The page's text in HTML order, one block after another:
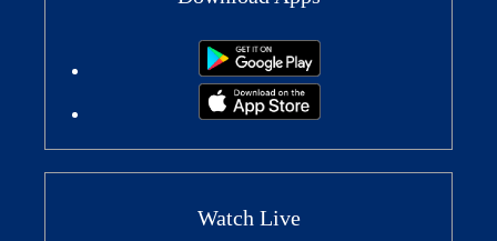
Watch Live